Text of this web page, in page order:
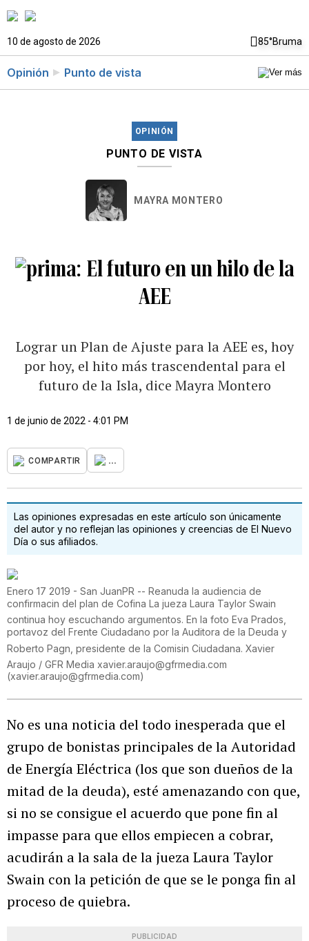
10 de agosto de 2026 85°Bruma
Opinión Punto de vista
OPINIÓN
PUNTO DE VISTA
MAYRA MONTERO
El futuro en un hilo de la
AEE
Lograr un Plan de Ajuste para la AEE es, hoy
por hoy, el hito más trascendental para el
futuro de la Isla, dice Mayra Montero
1 de junio de 2022 - 4:01 PM
COMPARTIR ...
Las opiniones expresadas en este artículo son únicamente
del autor y no reflejan las opiniones y creencias de El Nuevo
Día o sus afiliados.
Enero 17 2019 - San JuanPR -- Reanuda la audiencia de
confirmacin del plan de Cofina La jueza Laura Taylor Swain
continua hoy escuchando argumentos. En la foto Eva Prados,
portavoz del Frente Ciudadano por la Auditora de la Deuda y
Roberto Pagn, presidente de la Comisin Ciudadana. Xavier
Araujo / GFR Media xavier.araujo@gfrmedia.com
(xavier.araujo@gfrmedia.com)
No es una noticia del todo inesperada que el
grupo de bonistas principales de la Autoridad
de Energía Eléctrica (los que son dueños de la
mitad de la deuda), esté amenazando con que,
si no se consigue el acuerdo que pone fin al
impasse para que ellos empiecen a cobrar,
acudirán a la sala de la jueza Laura Taylor
Swain con la petición de que se le ponga fin al
proceso de quiebra.
PUBLICIDAD